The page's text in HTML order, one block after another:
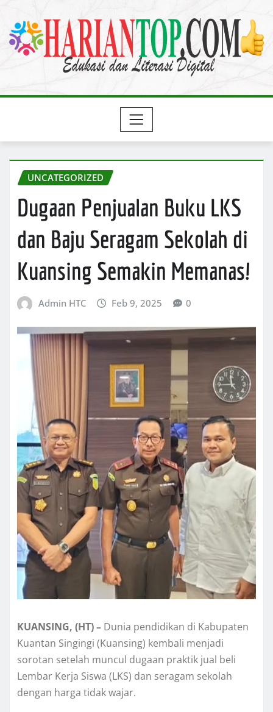
content
UNCATEGORIZED
Dugaan Penjualan Buku LKS
dan Baju Seragam Sekolah di
Kuansing Semakin Memanas!
Admin HTC Feb 9, 2025 0
KUANSING, (HT) – Dunia pendidikan di Kabupaten
Kuantan Singingi (Kuansing) kembali menjadi
sorotan setelah muncul dugaan praktik jual beli
Lembar Kerja Siswa (LKS) dan seragam sekolah
dengan harga tidak wajar.